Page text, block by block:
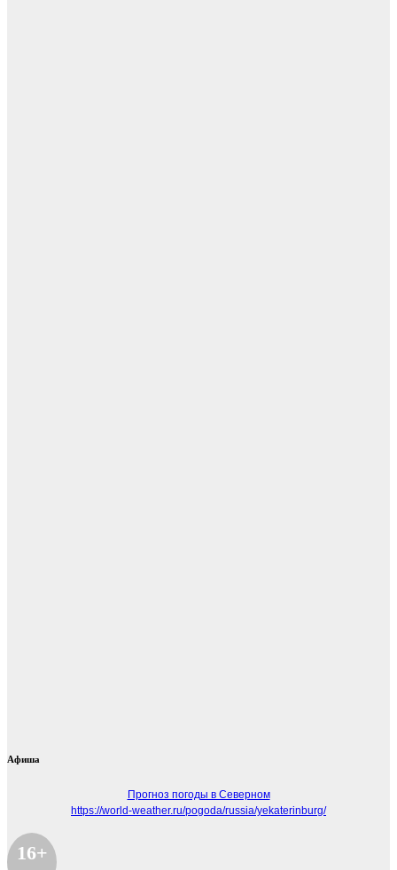
Афиша
Прогноз погоды в Северном
https://world-weather.ru/pogoda/russia/yekaterinburg/
16+